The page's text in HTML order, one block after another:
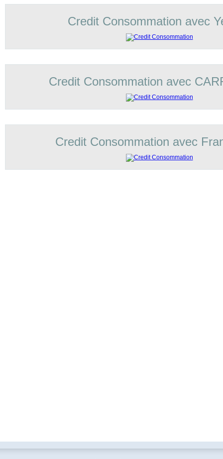
Credit Consommation avec
Credit Consommation avec
Credit Consommation avec